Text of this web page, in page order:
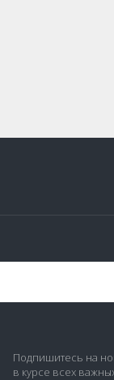
Подпишитесь на
в курсе всех